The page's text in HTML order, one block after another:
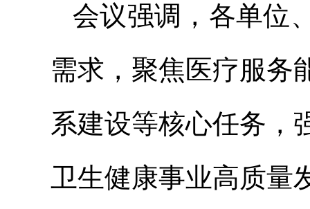
会议强调，各单位
需求，聚焦医疗服务
系建设等核心任务，
卫生健康事业高质量